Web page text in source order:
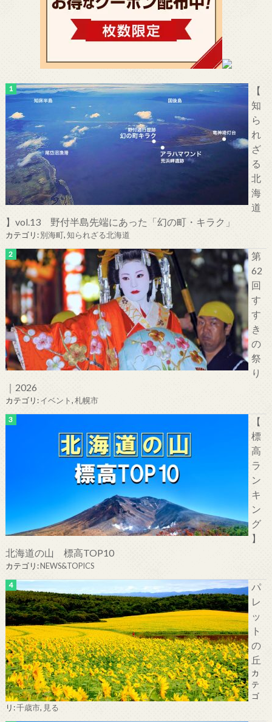
【
知
ら
れ
ざ
る
北
海
道
】vol.13 野付半島先端にあった「幻の町・キラク」
カテゴリ:別海町,知られざる北海道
第
62
回
す
す
き
の
祭
り
｜2026
カテゴリ:イベント,札幌市
【
標
高
ラ
ン
キ
ン
グ
】
北海道の山 標高TOP10
カテゴリ:NEWS&TOPICS
パ
レ
ッ
ト
の
丘
カ
テ
ゴ
リ:千歳市, 見る